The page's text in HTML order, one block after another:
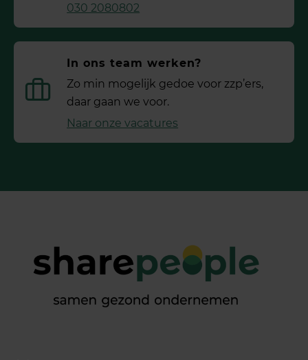
030 2080802
In ons team werken?
Zo min mogelijk gedoe voor ­zzp’ers,
daar gaan we voor.
Naar onze vacatures